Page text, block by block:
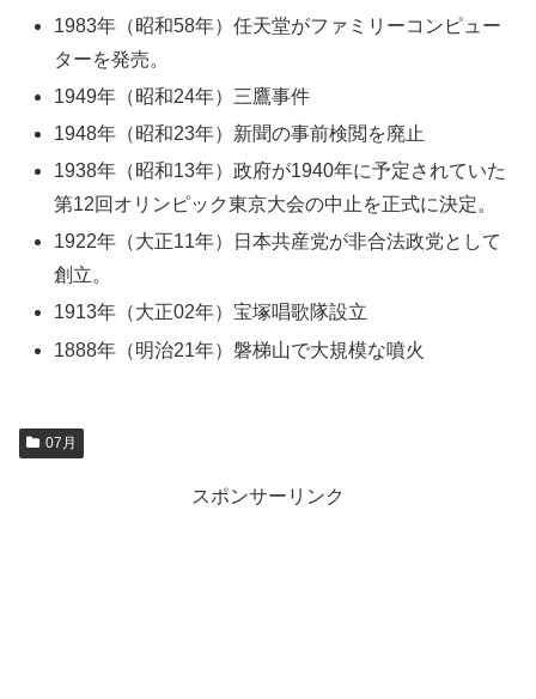
1983年（昭和58年）任天堂がファミリーコンピュー
ターを発売。
1949年（昭和24年）三鷹事件
1948年（昭和23年）新聞の事前検閲を廃止
1938年（昭和13年）政府が1940年に予定されていた
第12回オリンピック東京大会の中止を正式に決定。
1922年（大正11年）日本共産党が非合法政党として
創立。
1913年（大正02年）宝塚唱歌隊設立
1888年（明治21年）磐梯山で大規模な噴火
07月
スポンサーリンク